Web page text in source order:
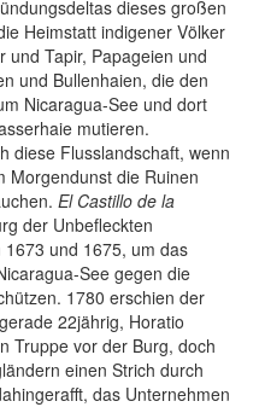
dieses großen
Heimstatt indigener Völker
und Tapir, Papageien und
und Bullenhaien, die den
Nicaragua-See und dort
mutieren.
diese Flusslandschaft, wenn
Morgendunst die Ruinen
El Castillo de la
der Unbefleckten
und 1675, um das
See gegen die
1780 erschien der
22jährig, Horatio
Truppe vor der Burg, doch
einen Strich durch
das Unternehmen